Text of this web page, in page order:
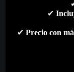
✔
✔ Precio con